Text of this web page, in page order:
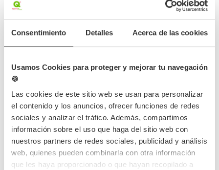
Consentimiento Detalles Acerca de las cookies
Usamos Cookies para proteger y mejorar tu navegación
🍪
Las cookies de este sitio web se usan para personalizar
el contenido y los anuncios, ofrecer funciones de redes
sociales y analizar el tráfico. Además, compartimos
información sobre el uso que haga del sitio web con
nuestros partners de redes sociales, publicidad y análisis
web, quienes pueden combinarla con otra información
que les haya proporcionado o que hayan recopilado a
Los vasos de plástico duro se han convertido en una opción
popular para diversos eventos. Su resistencia y capacidad de
reutilización los hacen ideales para celebraciones y reuniones,
donde la funcionalidad y la estética son importantes. Disponibles
en diferentes colores, diseños y tamaños, estos vasos son
12/12/2024
Las pajitas ecológicas: Una respuesta sostenible al
problema ambiental de las pajitas de plástico
Descubre cómo las pajitas ecológicas están revolucionando la
sostenibilidad y por qué son la alternativa que el planeta necesita.